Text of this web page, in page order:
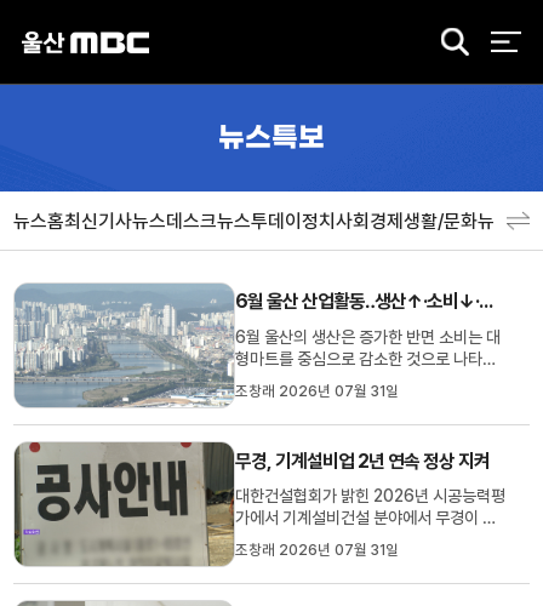
검
뉴스특보
뉴스홈최신기사뉴스데스크뉴스투데이정치사회경제생활/문화뉴스특
6월 울산 산업활동‥생산↑·소비↓·건설수주↓
6월 울산의 생산은 증가한 반면 소비는 대
형마트를 중심으로 감소한 것으로 나타났
습니다.동남지방데이터청이 밝힌 6월 울산
의 산업활동은 생산은 자동차와 기계장비
등에서 늘어 전년 동월 대비 2.9% 증가했
형마트 소비가 크게 줄며 전년 동월 대비
2.2% 감소했고, 건설수주 역시 ...
조창래 2026년 07월 31일
무경, 기계설비업 2년 연속 정상 지켜
대한건설협회가 밝힌 2026년 시공능력평
가에서 기계설비건설 분야에서 무경이 시
공평가액 2천408억 원으로 2년 연속 정
상을 지켰습니다.종합건설업에서는 큐브종
합건설이 부명엔프로엔지니어링을 제치고
조창래 2026년 07월 31일